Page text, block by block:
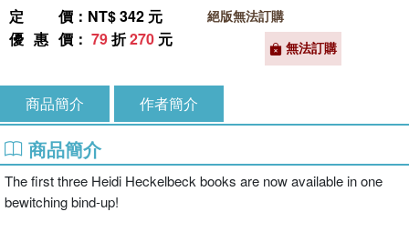
定價 ：NT$ 342 元
優惠價 ： 79折270 元
絕版無法訂購
無法訂購
商品簡介 作者簡介
商品簡介
The first three Heidi Heckelbeck books are now available in one
bewitching bind-up!